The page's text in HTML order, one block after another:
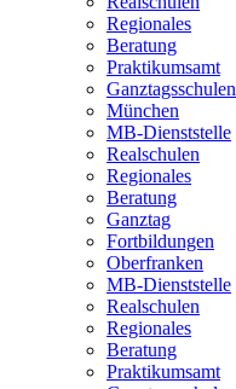
Regionales
Beratung
Praktikumsamt
Ganztagsschulen
München
MB-Dienststelle
Realschulen
Regionales
Beratung
Ganztag
Fortbildungen
Oberfranken
MB-Dienststelle
Realschulen
Regionales
Beratung
Praktikumsamt